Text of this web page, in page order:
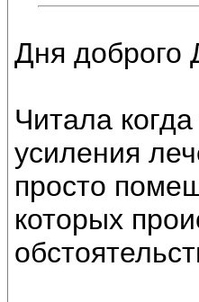
Дня доброго
Читала
усиления
просто
которых